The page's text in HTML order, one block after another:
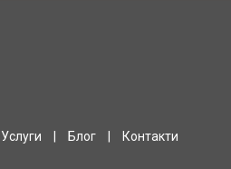
Услуги Блог Контакти